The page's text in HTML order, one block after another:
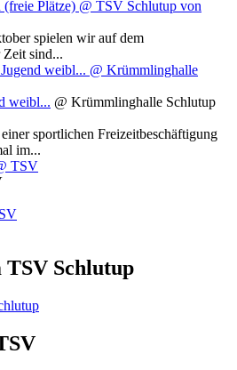
spielen wir auf dem
Zeit sind...
weibl... @ Krümmlinghalle
weibl... @ Krümmlinghalle Schlutup
sportlichen Freizeitbeschäftigung
im...
TSV
Schlutup